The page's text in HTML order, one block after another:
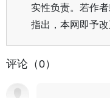
实性负责。若作
指出，本网即予改
评论（0）